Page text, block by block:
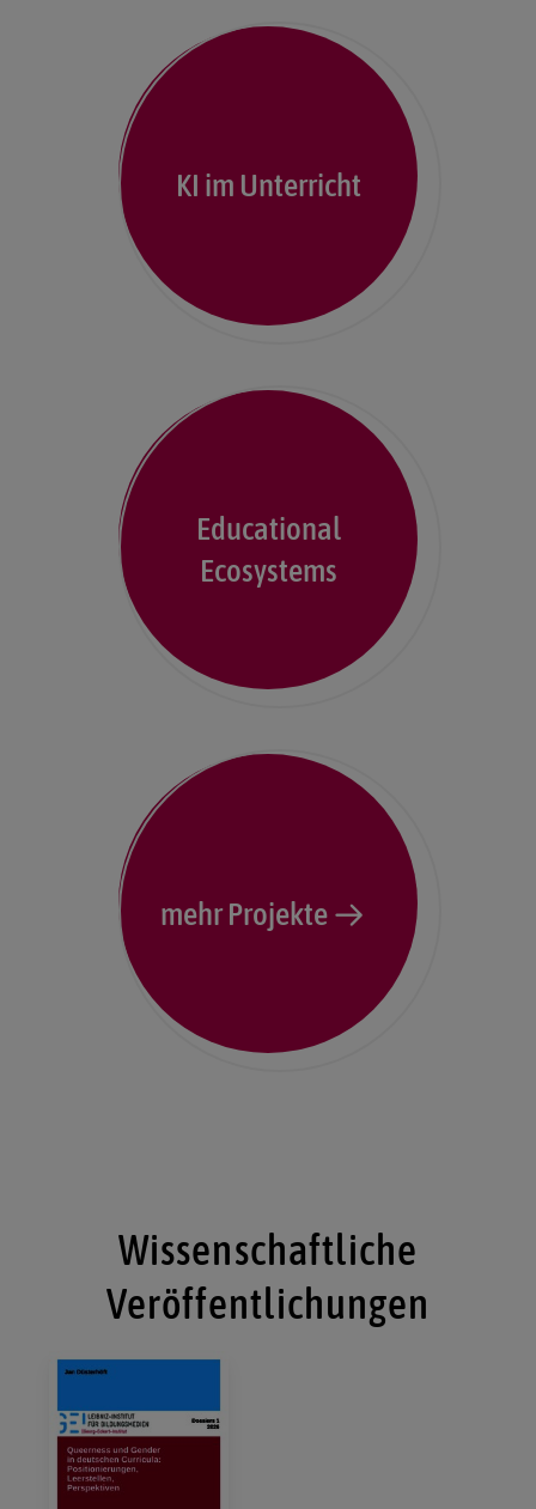
KI im Unterricht
Educational
Ecosystems
mehr Projekte
Wissenschaftliche
Veröffentlichungen